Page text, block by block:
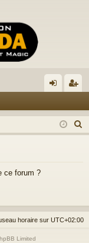
ne
xi
cri
pti
e
ce forum ?
horaire sur UTC+02:00
Limited